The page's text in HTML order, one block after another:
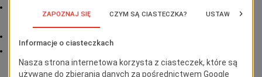
powiększenia do 47 × 57 cm.